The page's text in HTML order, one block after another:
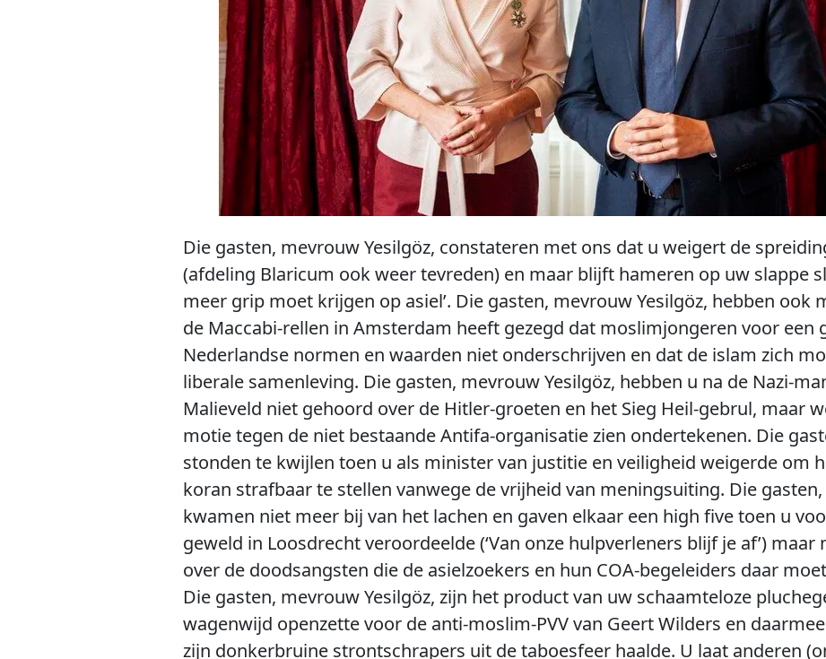
Die gasten, mevrouw Yesilgöz, constateren met ons dat u weigert de
(afdeling Blaricum ook weer tevreden) en maar blijft hameren op uw slappe
meer grip moet krijgen op asiel’. Die gasten, mevrouw Yesilgöz, hebben ook
de Maccabi-rellen in Amsterdam heeft gezegd dat moslimjongeren voor een
Nederlandse normen en waarden niet onderschrijven en dat de islam zich
liberale samenleving. Die gasten, mevrouw Yesilgöz, hebben u na de Nazi-
Malieveld niet gehoord over de Hitler-groeten en het Sieg Heil-gebrul, maar
motie tegen de niet bestaande Antifa-organisatie zien ondertekenen. Die
stonden te kwijlen toen u als minister van justitie en veiligheid weigerde om
koran strafbaar te stellen vanwege de vrijheid van meningsuiting. Die
kwamen niet meer bij van het lachen en gaven elkaar een high five toen u
geweld in Loosdrecht veroordeelde (‘Van onze hulpverleners blijf je af’)
over de doodsangsten die de asielzoekers en hun COA-begeleiders daar
Die gasten, mevrouw Yesilgöz, zijn het product van uw schaamteloze
wagenwijd openzette voor de anti-moslim-PVV van Geert Wilders en
zijn donkerbruine strontschrapers uit de taboesfeer haalde. U laat anderen